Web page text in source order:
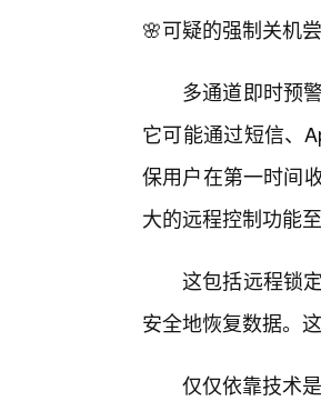
🌸可疑的强制关机
多通道即时预
它可能通过短信、
保用户在第一时间
大的远程控制功能至
这包括远程锁
安全地恢复数据。
仅仅依靠技术